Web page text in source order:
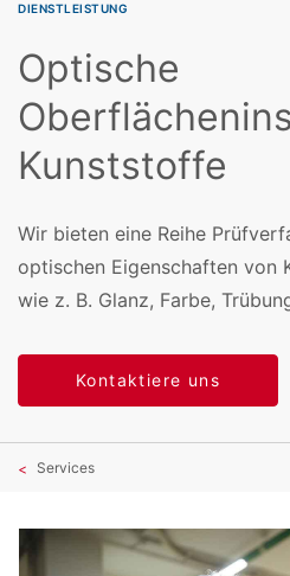
DIENSTLEISTUNG
Optische
Kunststoffe
Wir bieten eine Reihe
optischen Eigenschaften von
wie z. B. Glanz, Farbe,
Kontaktiere uns
Services